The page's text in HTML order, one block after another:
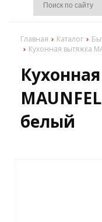
Главная Каталог
Кухонная вытяжка
белый